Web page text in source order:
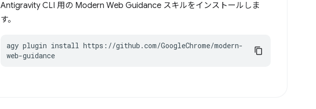
Antigravity CLI 用の Modern Web Guidance スキルをインストールしま
す。
agy plugin install https://github.com/GoogleChrome/modern-
web-guidance